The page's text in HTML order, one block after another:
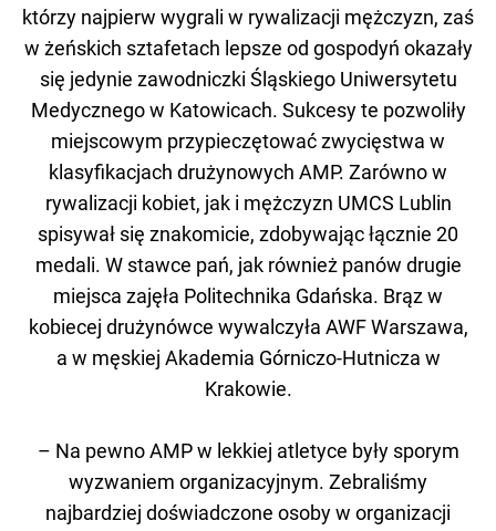
którzy najpierw wygrali w rywalizacji mężczyzn, zaś
w żeńskich sztafetach lepsze od gospodyń okazały
się jedynie zawodniczki Śląskiego Uniwersytetu
Medycznego w Katowicach. Sukcesy te pozwoliły
miejscowym przypieczętować zwycięstwa w
klasyfikacjach drużynowych AMP. Zarówno w
rywalizacji kobiet, jak i mężczyzn UMCS Lublin
spisywał się znakomicie, zdobywając łącznie 20
medali. W stawce pań, jak również panów drugie
miejsca zajęła Politechnika Gdańska. Brąz w
kobiecej drużynówce wywalczyła AWF Warszawa,
a w męskiej Akademia Górniczo-Hutnicza w
Krakowie.
– Na pewno AMP w lekkiej atletyce były sporym
wyzwaniem organizacyjnym. Zebraliśmy
najbardziej doświadczone osoby w organizacji